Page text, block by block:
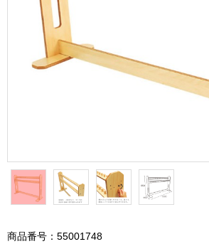
商品番号：55001748